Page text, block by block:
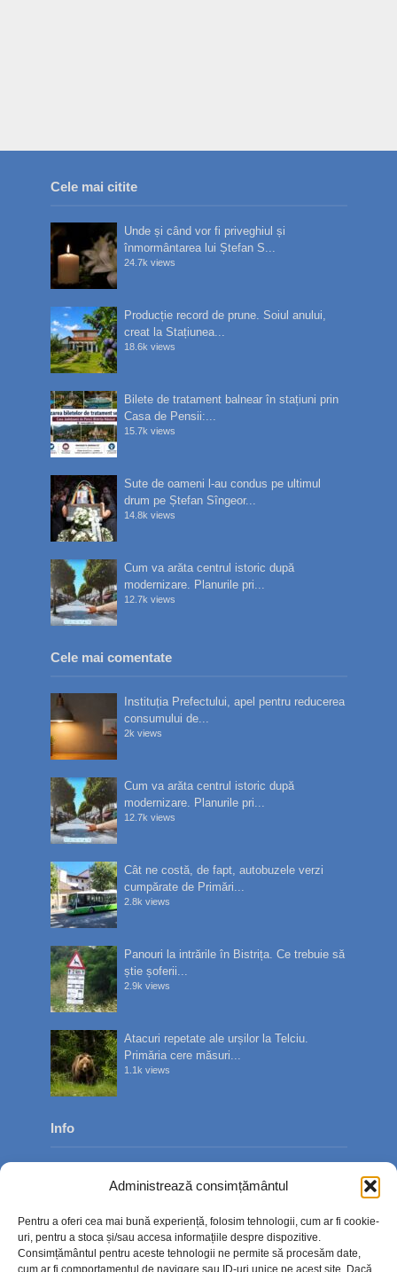
Administrează consimțământul
Pentru a oferi cea mai bună experiență, folosim tehnologii, cum ar fi cookie-
uri, pentru a stoca și/sau accesa informațiile despre dispozitive.
Consimțământul pentru aceste tehnologii ne permite să procesăm date,
cum ar fi comportamentul de navigare sau ID-uri unice pe acest site. Dacă
Cele mai citite
Unde și când vor fi priveghiul și
înmormântarea lui Ștefan S...
24.7k views
Producție record de prune. Soiul anului,
creat la Stațiunea...
18.6k views
Bilete de tratament balnear în stațiuni prin
Casa de Pensii:...
15.7k views
Sute de oameni l-au condus pe ultimul
drum pe Ștefan Sîngeor...
14.8k views
Cum va arăta centrul istoric după
modernizare. Planurile pri...
12.7k views
Cele mai comentate
Instituția Prefectului, apel pentru reducerea
consumului de...
2k views
Cum va arăta centrul istoric după
modernizare. Planurile pri...
12.7k views
Cât ne costă, de fapt, autobuzele verzi
cumpărate de Primări...
2.8k views
Panouri la intrările în Bistrița. Ce trebuie să
știe șoferii...
2.9k views
Atacuri repetate ale urșilor la Telciu.
Primăria cere măsuri...
1.1k views
Info
Contact
Politica de confidențialitate